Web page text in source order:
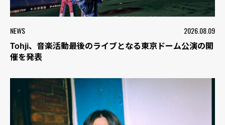
NEWS 2026.08.09
Tohji、音楽活動最後のライブとなる東京ドーム公演の開
催を発表